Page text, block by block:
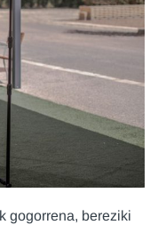
gogorrena, bereziki